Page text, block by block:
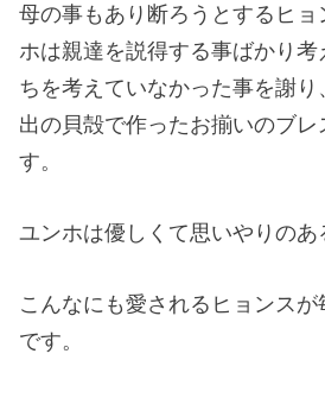
母の事もあり断ろうとするヒ
ホは親達を説得する事ばかり
ちを考えていなかった事を謝
出の貝殻で作ったお揃いのブレ
す。
ユンホは優しくて思いやりのあ
こんなにも愛されるヒョンス
です。